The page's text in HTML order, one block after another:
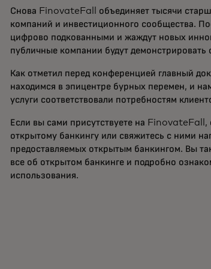
Снова FinovateFall объединяет тысячи
компаний и инвестиционного сообщества.
цифрово подкованными и жаждут новых
публичные компании будут
Как отметил перед конференцией главный
находимся в эпицентре бурных перемен, и
услуги соответствовали потребностям
Если вы сами присутствуете на FinovateFall,
открытому банкингу или свяжитесь с ними
предоставляемых открытым банкингом. Вы
все об открытом банкинге и подробно
использования.